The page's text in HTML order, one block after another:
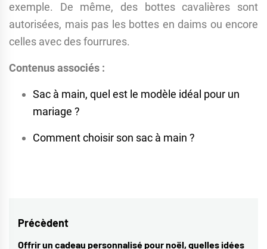
exemple. De même, des bottes cavalières sont
autorisées, mais pas les bottes en daims ou encore
celles avec des fourrures.
Contenus associés :
Sac à main, quel est le modèle idéal pour un
mariage ?
Comment choisir son sac à main ?
Navigation
Précèdent
Offrir un cadeau personnalisé pour noël, quelles idées